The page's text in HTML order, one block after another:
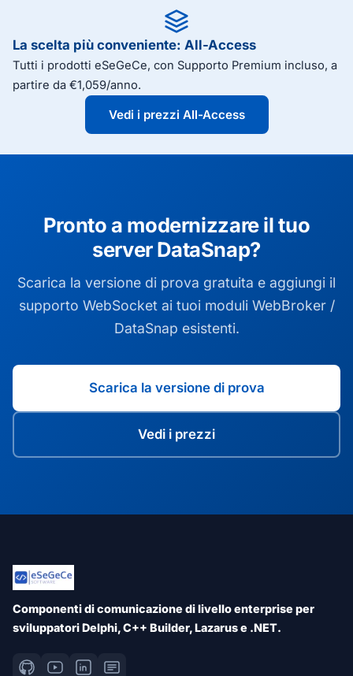
La scelta più conveniente: All-Access
Tutti i prodotti eSeGeCe, con Supporto Premium incluso, a
partire da €1,059/anno.
Vedi i prezzi All-Access
Pronto a modernizzare il tuo
server DataSnap?
Scarica la versione di prova gratuita e aggiungi il
supporto WebSocket ai tuoi moduli WebBroker /
DataSnap esistenti.
Scarica la versione di prova
Vedi i prezzi
Componenti di comunicazione di livello enterprise per
sviluppatori Delphi, C++ Builder, Lazarus e .NET.